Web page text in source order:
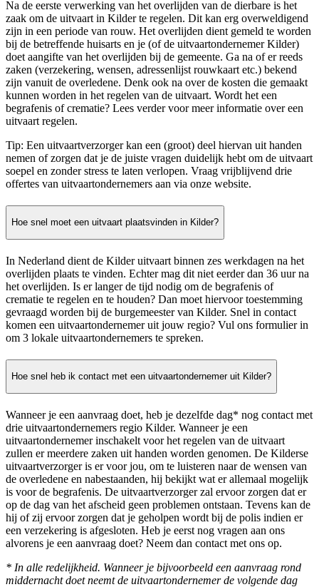
Na de eerste verwerking van het overlijden van de dierbare is het
zaak om de uitvaart in Kilder te regelen. Dit kan erg overweldigend
zijn in een periode van rouw. Het overlijden dient gemeld te worden
bij de betreffende huisarts en je (of de uitvaartondernemer Kilder)
doet aangifte van het overlijden bij de gemeente. Ga na of er reeds
zaken (verzekering, wensen, adressenlijst rouwkaart etc.) bekend
zijn vanuit de overledene. Denk ook na over de kosten die gemaakt
kunnen worden in het regelen van de uitvaart. Wordt het een
begrafenis of crematie? Lees verder voor meer informatie over een
uitvaart regelen.
Tip: Een uitvaartverzorger kan een (groot) deel hiervan uit handen
nemen of zorgen dat je de juiste vragen duidelijk hebt om de uitvaart
soepel en zonder stress te laten verlopen. Vraag vrijblijvend drie
offertes van uitvaartondernemers aan via onze website.
Hoe snel moet een uitvaart plaatsvinden in Kilder?
In Nederland dient de Kilder uitvaart binnen zes werkdagen na het
overlijden plaats te vinden. Echter mag dit niet eerder dan 36 uur na
het overlijden. Is er langer de tijd nodig om de begrafenis of
crematie te regelen en te houden? Dan moet hiervoor toestemming
gevraagd worden bij de burgemeester van Kilder. Snel in contact
komen een uitvaartondernemer uit jouw regio? Vul ons formulier in
om 3 lokale uitvaartondernemers te spreken.
Hoe snel heb ik contact met een uitvaartondernemer uit Kilder?
Wanneer je een aanvraag doet, heb je dezelfde dag* nog contact met
drie uitvaartondernemers regio Kilder. Wanneer je een
uitvaartondernemer inschakelt voor het regelen van de uitvaart
zullen er meerdere zaken uit handen worden genomen. De Kilderse
uitvaartverzorger is er voor jou, om te luisteren naar de wensen van
de overledene en nabestaanden, hij bekijkt wat er allemaal mogelijk
is voor de begrafenis. De uitvaartverzorger zal ervoor zorgen dat er
op de dag van het afscheid geen problemen ontstaan. Tevens kan de
hij of zij ervoor zorgen dat je geholpen wordt bij de polis indien er
een verzekering is afgesloten. Heb je eerst nog vragen aan ons
alvorens je een aanvraag doet? Neem dan contact met ons op.
* In alle redelijkheid. Wanneer je bijvoorbeeld een aanvraag rond
middernacht doet neemt de uitvaartondernemer de volgende dag